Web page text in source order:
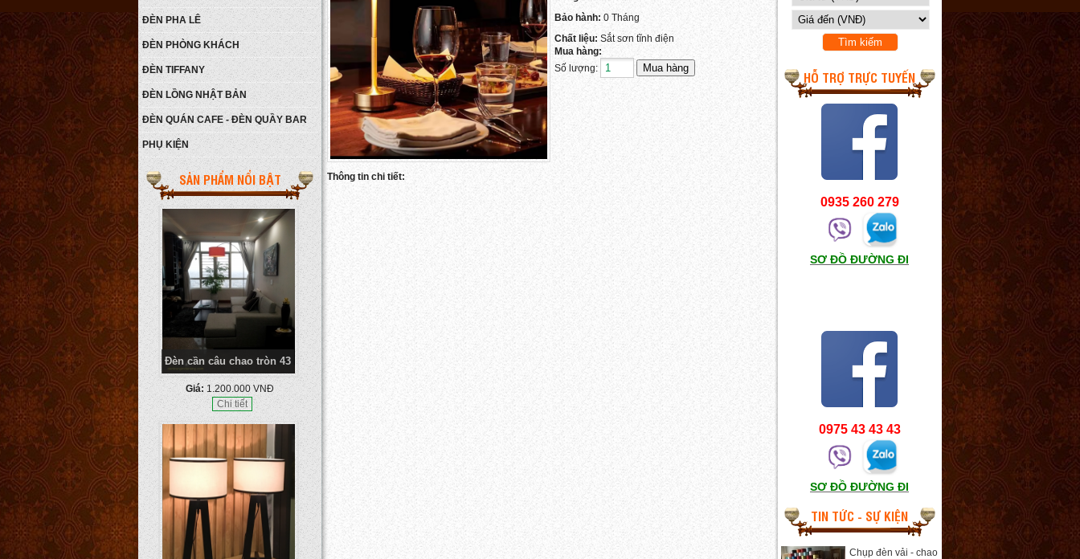
ĐÈN PHA LÊ
ĐÈN PHÒNG KHÁCH
ĐÈN TIFFANY
ĐÈN LỒNG NHẬT BẢN
ĐÈN QUÁN CAFE - ĐÈN QUẦY BAR
PHỤ KIỆN
SẢN PHẨM NỔI BẬT
Đèn tre kiểu nhật bản
Giá:Liên hệ
Chi tiết
Đèn cần câu chao tròn 43
Giá: 1.200.000 VNĐ
Chi tiết
Bảo hành: 0 Tháng
Chất liệu: Sắt sơn tĩnh điện
Mua hàng:
Số lượng:
Thông tin chi tiết:
HỖ TRỢ TRỰC TUYẾN
0935 260 279
SƠ ĐỒ ĐƯỜNG ĐI
0975 43 43 43
SƠ ĐỒ ĐƯỜNG ĐI
TIN TỨC - SỰ KIỆN
Chụp đèn vải - chao